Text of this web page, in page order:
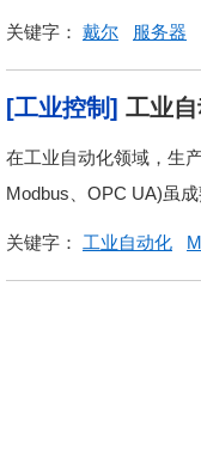
关键字： 戴尔 服务器
[工业控制] 工业
在工业自动化领域，生
Modbus、OPC UA)虽
关键字： 工业自动化